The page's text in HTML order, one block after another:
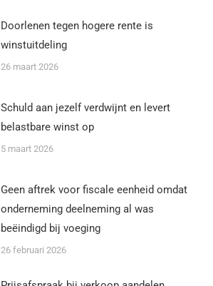
Doorlenen tegen hogere rente is
winstuitdeling
26 maart 2026
Schuld aan jezelf verdwijnt en levert
belastbare winst op
5 maart 2026
Geen aftrek voor fiscale eenheid omdat
onderneming deelneming al was
beëindigd bij voeging
26 februari 2026